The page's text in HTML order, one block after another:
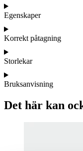
Egenskaper
Korrekt påtagning
Storlekar
Bruksanvisning
Det här kan